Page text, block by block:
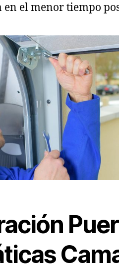
el menor tiempo